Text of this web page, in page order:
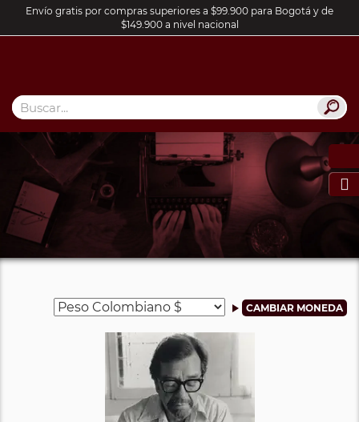
Envío gratis por compras superiores a $99.900 para Bogotá y de
$149.900 a nivel nacional
